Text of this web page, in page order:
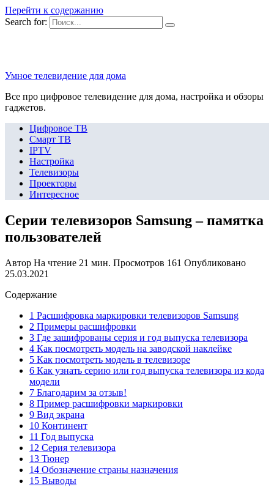
Перейти к содержанию
Search for:
Умное телевидение для дома
Все про цифровое телевидение для дома, настройка и обзоры
гаджетов.
Цифровое ТВ
Смарт ТВ
IPTV
Настройка
Телевизоры
Проекторы
Интересное
Серии телевизоров Samsung – памятка
пользователей
Автор На чтение 21 мин. Просмотров 161 Опубликовано
25.03.2021
Содержание
1 Расшифровка маркировки телевизоров Samsung
2 Примеры расшифровки
3 Где зашифрованы серия и год выпуска телевизора
4 Как посмотреть модель на заводской наклейке
5 Как посмотреть модель в телевизоре
6 Как узнать серию или год выпуска телевизора из кода
модели
7 Благодарим за отзыв!
8 Пример расшифровки маркировки
9 Вид экрана
10 Континент
11 Год выпуска
12 Серия телевизора
13 Тюнер
14 Обозначение страны назначения
15 Выводы